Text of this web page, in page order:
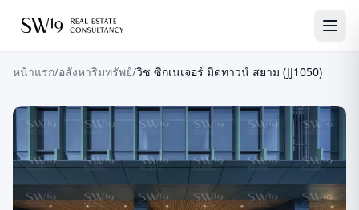
หน้าแรก/อสังหาริมทรัพย์/วิช ซิกเนเจอร์ มิดทาวน์ สยาม (JJ1050)